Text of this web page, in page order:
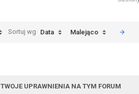
Sortuj wg Data Malejąco
TWOJE UPRAWNIENIA NA TYM FORUM